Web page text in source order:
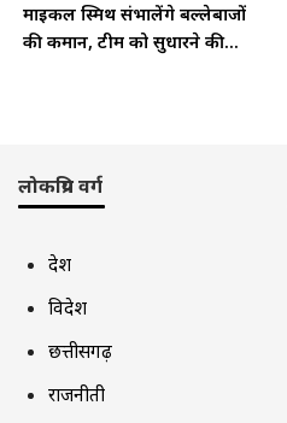
माइकल स्मिथ संभालेंगे बल्लेबाजों
की कमान, टीम को सुधारने की...
लोकप्रिय वर्ग
देश
विदेश
छत्तीसगढ़
राजनीती